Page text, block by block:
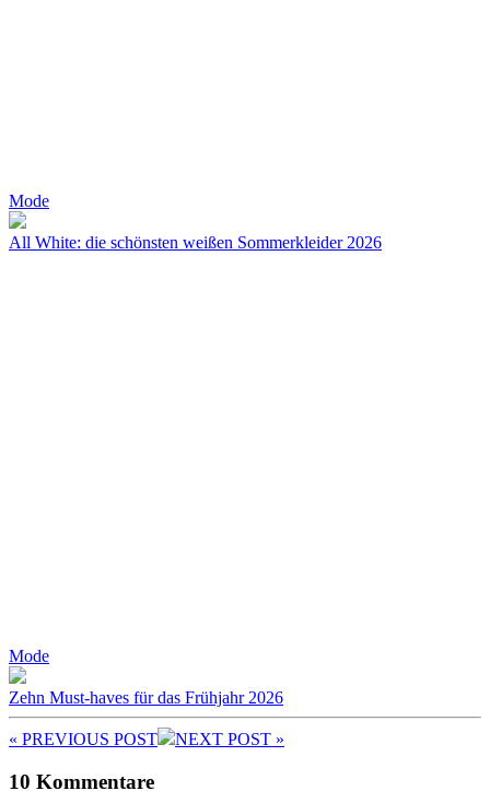
Mode
All White: die schönsten weißen Sommerkleider 2026
Mode
Zehn Must-haves für das Frühjahr 2026
« PREVIOUS POST NEXT POST »
10 Kommentare